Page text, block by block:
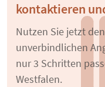
kontaktieren
Nutzen Sie jetzt
unverbindlichen
nur 3 Schritten
Westfalen.